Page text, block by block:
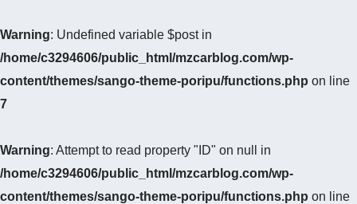
Warning: Undefined variable $post in
/home/c3294606/public_html/mzcarblog.com/wp-
content/themes/sango-theme-poripu/functions.php on line
7
Warning: Attempt to read property "ID" on null in
/home/c3294606/public_html/mzcarblog.com/wp-
content/themes/sango-theme-poripu/functions.php on line